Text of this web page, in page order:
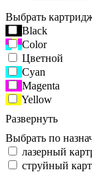
Выбрать
Black
Color
Цветной
Cyan
Magenta
Yellow
Развернуть
Выбрать по
лазерный
струйный